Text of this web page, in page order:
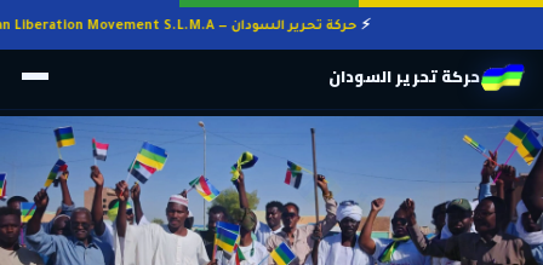
حركة تحرير السودان — Sudan Liberation Movement S.L.M.A
حركة تحرير السودان